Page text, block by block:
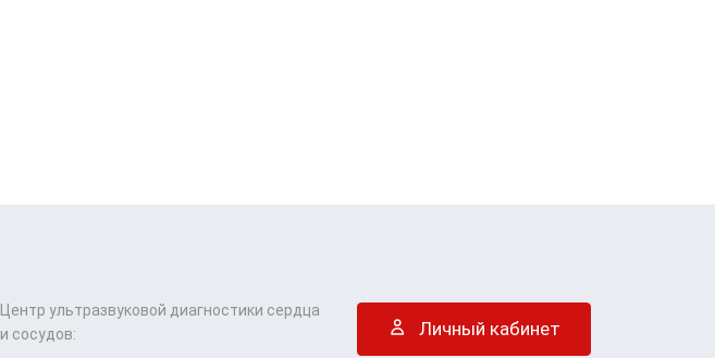
Центр ультразвуковой диагностики сердца
и сосудов:
Личный кабинет